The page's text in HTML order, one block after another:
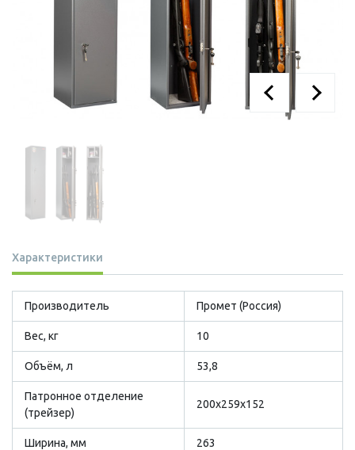
Характеристики
Производитель Промет (Россия)
Вес, кг 10
Объём, л 53,8
Патронное отделение
(трейзер)
200x259x152
Ширина, мм 263